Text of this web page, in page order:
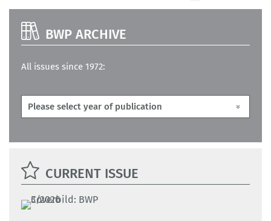
BWP ARCHIVE
All issues since 1972:
CURRENT ISSUE